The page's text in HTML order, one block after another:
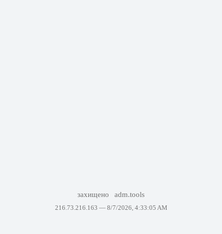
захищено adm.tools
216.73.216.163 — 8/7/2026, 4:33:05 AM